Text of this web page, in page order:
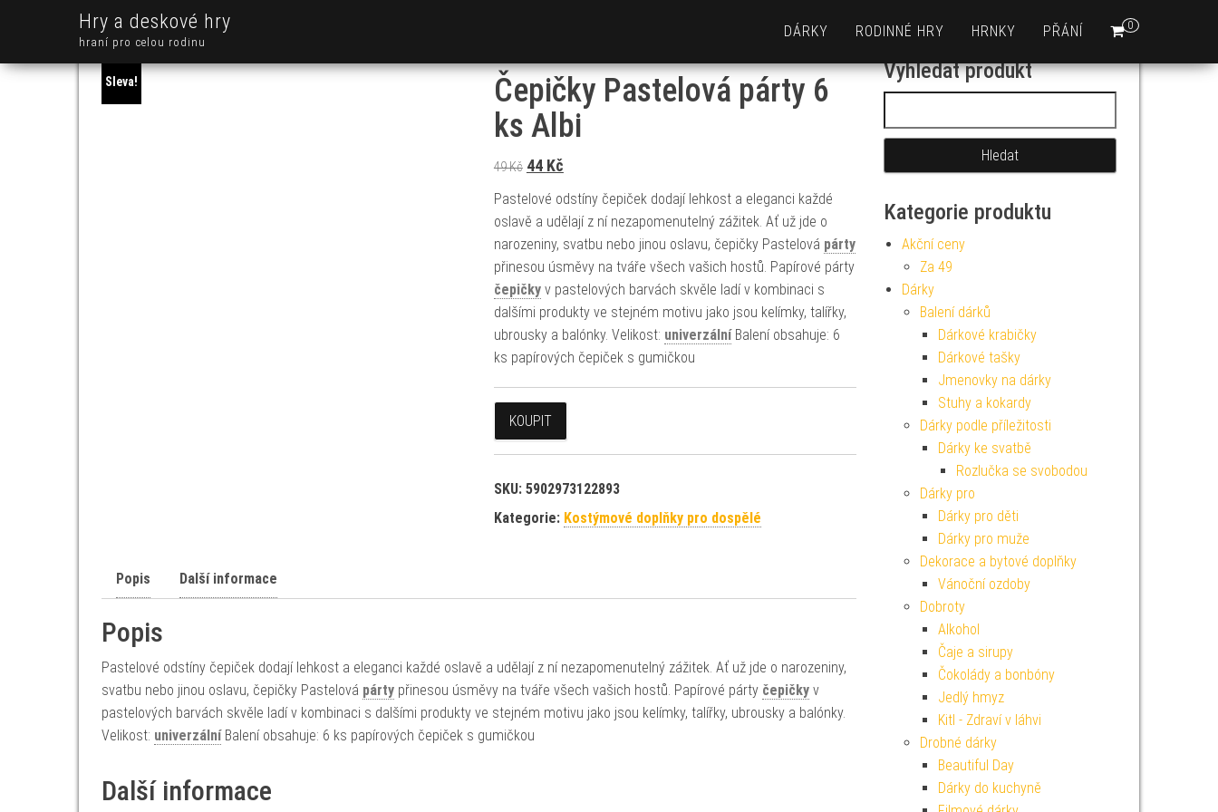
Hry a deskové hry
hraní pro celou rodinu
0
DÁRKY RODINNÉ HRY HRNKY PŘÁNÍ
Sleva!
Čepičky Pastelová párty 6
ks Albi
49Kč Původní cena byla: 49 Kč.
44 KčAktuální cena je: 44 Kč.
Pastelové odstíny čepiček dodají lehkost a eleganci každé
oslavě a udělají z ní nezapomenutelný zážitek. Ať už jde o
narozeniny, svatbu nebo jinou oslavu, čepičky Pastelová párty
přinesou úsměvy na tváře všech vašich hostů. Papírové párty
čepičkyv pastelových barvách skvěle ladí v kombinaci s
dalšími produkty ve stejném motivu jako jsou kelímky, talířky,
ubrousky a balónky. Velikost: univerzálníBalení obsahuje: 6
ks papírových čepiček s gumičkou
KOUPIT
SKU: 5902973122893
Kategorie: Kostýmové doplňky pro dospělé
Popis Další informace
Popis
Pastelové odstíny čepiček dodají lehkost a eleganci každé oslavě a udělají z ní nezapomenutelný zážitek. Ať už jde o narozeniny,
svatbu nebo jinou oslavu, čepičky Pastelová párty přinesou úsměvy na tváře všech vašich hostů. Papírové párty čepičky v
pastelových barvách skvěle ladí v kombinaci s dalšími produkty ve stejném motivu jako jsou kelímky, talířky, ubrousky a balónky.
Velikost: univerzálníBalení obsahuje: 6 ks papírových čepiček s gumičkou
Další informace
Vyhledat produkt
Kategorie produktu
Akční ceny
Za 49
Dárky
Balení dárků
Dárkové krabičky
Dárkové tašky
Jmenovky na dárky
Stuhy a kokardy
Dárky podle příležitosti
Dárky ke svatbě
Rozlučka se svobodou
Dárky pro
Dárky pro děti
Dárky pro muže
Dekorace a bytové doplňky
Vánoční ozdoby
Dobroty
Alkohol
Čaje a sirupy
Čokolády a bonbóny
Jedlý hmyz
Kitl - Zdraví v láhvi
Drobné dárky
Beautiful Day
Dárky do kuchyně